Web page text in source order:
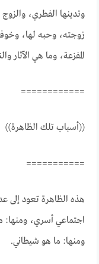
وتدينها الفطري،
زوجته، وحبه لها،
المفزعة، وما هي الآثار
============
((أسباب تلك الظاهرة))
===========
هذه الظاهرة تعود إلى
اجتماعي أسري، ومنها:
ومنها: ما هو شيطاني.